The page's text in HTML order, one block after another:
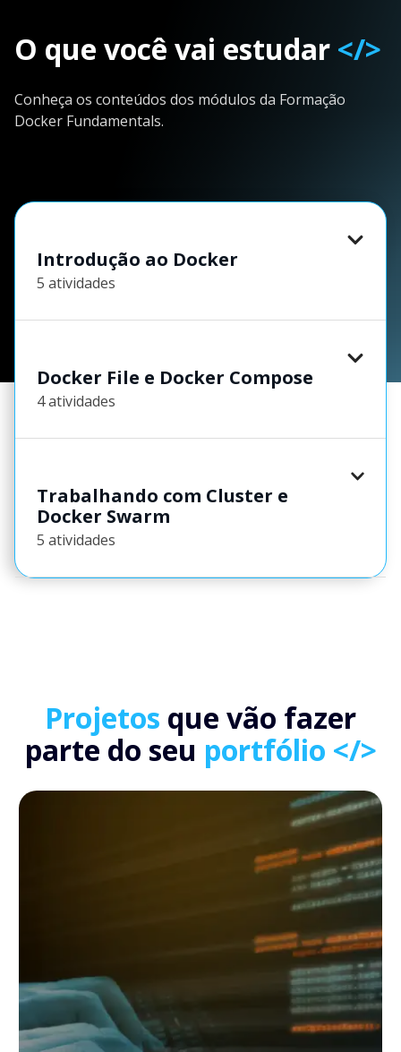
O que você vai estudar </>
Conheça os conteúdos dos módulos da Formação
Docker Fundamentals.
Introdução ao Docker
5 atividades
Docker File e Docker Compose
4 atividades
Trabalhando com Cluster e
Docker Swarm
5 atividades
Projetos que vão fazer
parte do seu portfólio </>